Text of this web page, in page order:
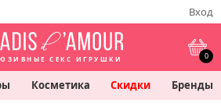
Вход
СЕКС ИГРУШКИ 0
Косметика Скидки Бренды